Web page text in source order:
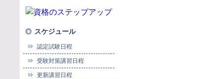
スケジュール
認定試験日程
受験対策講習日程
更新講習日程